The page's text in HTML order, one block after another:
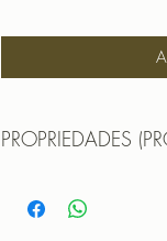
PROPRIEDADES
PONTOS (STITCHES):